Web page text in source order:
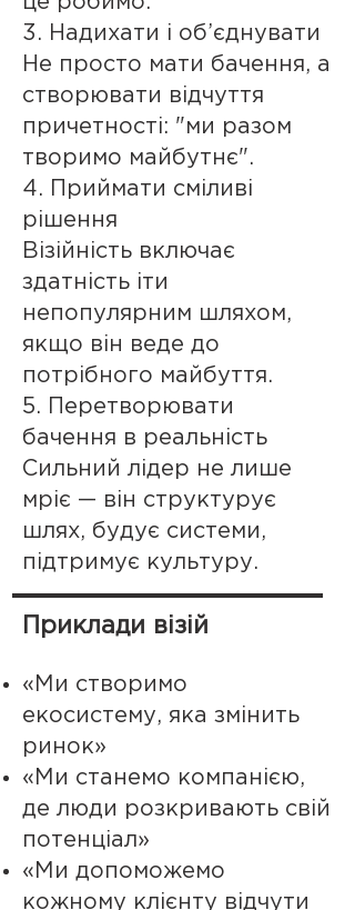
3. Надихати і об’єднувати
Не просто мати бачення, а
створювати відчуття
причетності: "ми разом
творимо майбутнє".
4. Приймати сміливі
рішення
Візійність включає
здатність іти
непопулярним шляхом,
якщо він веде до
потрібного майбуття.
5. Перетворювати
бачення в реальність
Сильний лідер не лише
мріє — він структурує
шлях, будує системи,
підтримує культуру.
Приклади візій
«Ми створимо
екосистему, яка змінить
ринок»
«Ми станемо компанією,
де люди розкривають свій
потенціал»
«Ми допоможемо
кожному клієнту відчути